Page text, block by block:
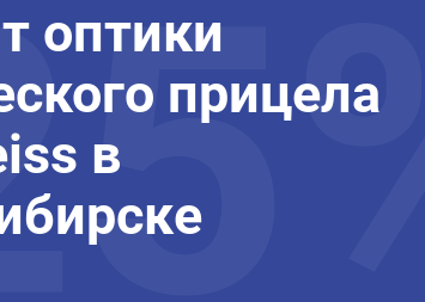
оптики
прицела
в